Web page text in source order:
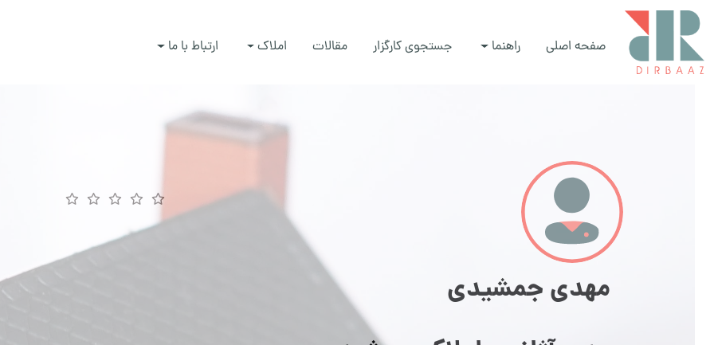
صفحه اصلی راهنما جستجوی کارگزار مقالات املاک ارتباط با ما
مهدی جمشیدی